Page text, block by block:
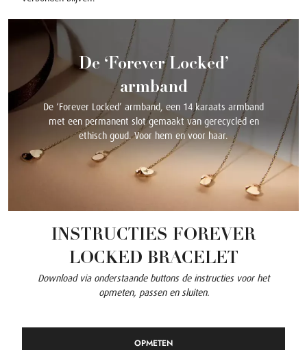
De ‘Forever Locked’
armband
De ‘Forever Locked’ armband, een 14 karaats armband
met een permanent slot gemaakt van gerecycled en
ethisch goud. Voor hem en voor haar.
INSTRUCTIES FOREVER
LOCKED BRACELET
Download via onderstaande buttons de instructies voor het
opmeten, passen en sluiten.
OPMETEN